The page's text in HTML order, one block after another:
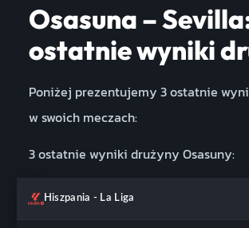
Osasuna –
ostatnie wyniki
Poniżej prezentujemy 3 ostatnie
w swoich meczach:
3 ostatnie wyniki drużyny Osasuny:
Hiszpania - La Liga